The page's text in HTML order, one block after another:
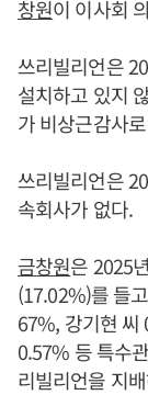
창원이 이사회
쓰리빌리언은
설치하고 있지
가 비상근감사
쓰리빌리언은
속회사가 없다.
금창원은 2025
(17.02%)를 들
67%, 강기현 씨
0.57% 등 특수
리빌리언을 지